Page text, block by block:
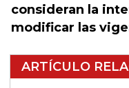
consideran la
modificar las
ARTÍCULO